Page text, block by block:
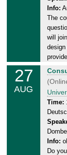
6
a
y
2
7
0
8
.
2
0
2
6
Info:
The
will
27
AUG
T
h
u
r
s
d
a
y
Time:
Info:
Do